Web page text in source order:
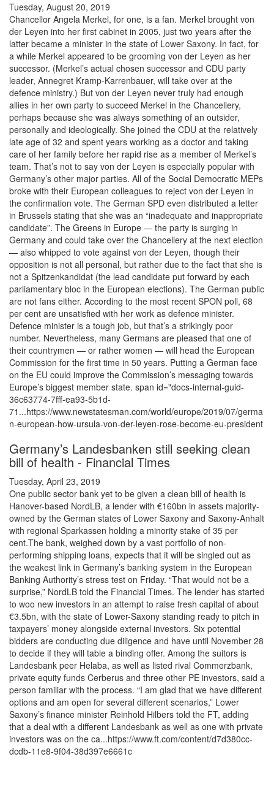
Tuesday, August 20, 2019
Chancellor Angela Merkel, for one, is a fan. Merkel brought von
der Leyen into her first cabinet in 2005, just two years after the
latter became a minister in the state of Lower Saxony. In fact, for
a while Merkel appeared to be grooming von der Leyen as her
successor. (Merkel’s actual chosen successor and CDU party
leader, Annegret Kramp-Karrenbauer, will take over at the
defence ministry.) But von der Leyen never truly had enough
allies in her own party to succeed Merkel in the Chancellery,
perhaps because she was always something of an outsider,
personally and ideologically. She joined the CDU at the relatively
late age of 32 and spent years working as a doctor and taking
care of her family before her rapid rise as a member of Merkel’s
team. That’s not to say von der Leyen is especially popular with
Germany’s other major parties. All of the Social Democratic MEPs
broke with their European colleagues to reject von der Leyen in
the confirmation vote. The German SPD even distributed a letter
in Brussels stating that she was an “inadequate and inappropriate
candidate”. The Greens in Europe — the party is surging in
Germany and could take over the Chancellery at the next election
— also whipped to vote against von der Leyen, though their
opposition is not all personal, but rather due to the fact that she is
not a Spitzenkandidat (the lead candidate put forward by each
parliamentary bloc in the European elections). The German public
are not fans either. According to the most recent SPON poll, 68
per cent are unsatisfied with her work as defence minister.
Defence minister is a tough job, but that’s a strikingly poor
number. Nevertheless, many Germans are pleased that one of
their countrymen — or rather women — will head the European
Commission for the first time in 50 years. Putting a German face
on the EU could improve the Commission’s messaging towards
Europe’s biggest member state. span id="docs-internal-guid-
36c63774-7fff-ea93-5b1d-
71...https://www.newstatesman.com/world/europe/2019/07/germa
n-european-how-ursula-von-der-leyen-rose-become-eu-president
Germany’s Landesbanken still seeking clean
bill of health - Financial Times
Tuesday, April 23, 2019
One public sector bank yet to be given a clean bill of health is
Hanover-based NordLB, a lender with €160bn in assets majority-
owned by the German states of Lower Saxony and Saxony-Anhalt
with regional Sparkassen holding a minority stake of 35 per
cent.The bank, weighed down by a vast portfolio of non-
performing shipping loans, expects that it will be singled out as
the weakest link in Germany’s banking system in the European
Banking Authority’s stress test on Friday. “That would not be a
surprise,” NordLB told the Financial Times. The lender has started
to woo new investors in an attempt to raise fresh capital of about
€3.5bn, with the state of Lower-Saxony standing ready to pitch in
taxpayers’ money alongside external investors. Six potential
bidders are conducting due diligence and have until November 28
to decide if they will table a binding offer. Among the suitors is
Landesbank peer Helaba, as well as listed rival Commerzbank,
private equity funds Cerberus and three other PE investors, said a
person familiar with the process. “I am glad that we have different
options and am open for several different scenarios,” Lower
Saxony’s finance minister Reinhold Hilbers told the FT, adding
that a deal with a different Landesbank as well as one with private
investors was on the ca...https://www.ft.com/content/d7d380cc-
dcdb-11e8-9f04-38d397e6661c